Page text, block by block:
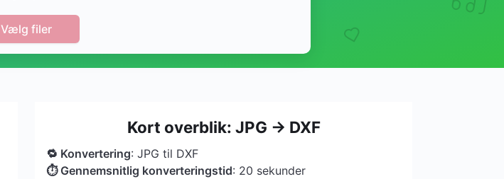
Vælg filer
Kort overblik: JPG → DXF
🔁 Konvertering: JPG til DXF
⏱ Gennemsnitlig konverteringstid: 20 sekunder